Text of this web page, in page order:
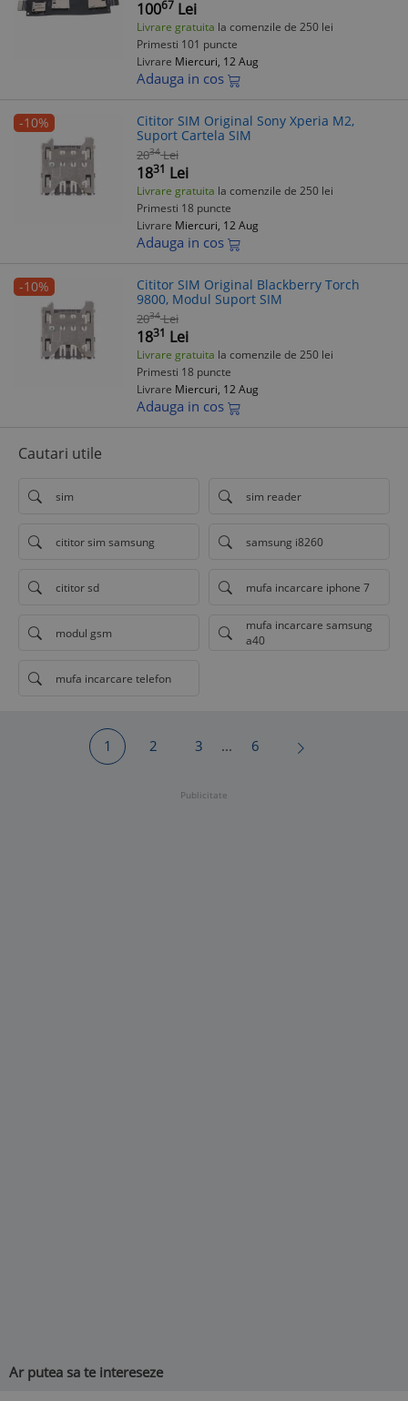
10067 Lei
Livrare gratuita la comenzile de 250 lei
Primesti 101 puncte
Livrare Miercuri, 12 Aug
Adauga in cos
-10%
Cititor SIM Original Sony Xperia M2,
Suport Cartela SIM
2034 Lei
1831 Lei
Livrare gratuita la comenzile de 250 lei
Primesti 18 puncte
Livrare Miercuri, 12 Aug
Adauga in cos
-10%
Cititor SIM Original Blackberry Torch
9800, Modul Suport SIM
2034 Lei
1831 Lei
Livrare gratuita la comenzile de 250 lei
Primesti 18 puncte
Livrare Miercuri, 12 Aug
Adauga in cos
Cautari utile
sim sim reader
cititor sim samsung samsung i8260
cititor sd mufa incarcare iphone 7
modul gsm
mufa incarcare samsung
a40
mufa incarcare telefon
1 2 3 ... 6
Publicitate
Ar putea sa te intereseze